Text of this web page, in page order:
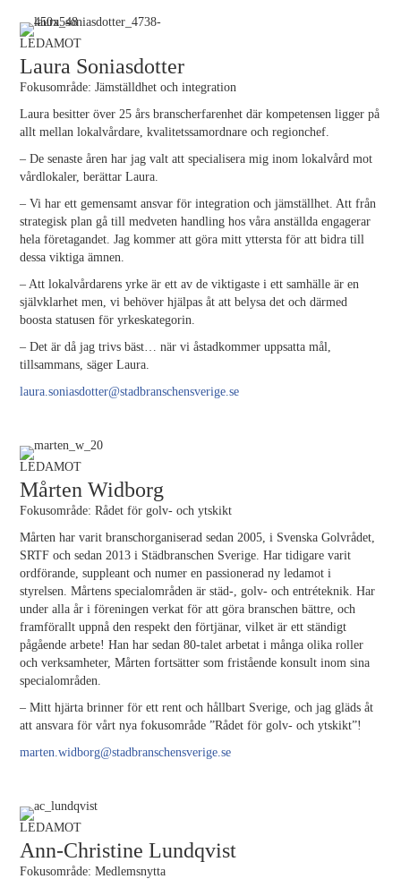
LEDAMOT
Laura Soniasdotter
Fokusområde: Jämställdhet och integration
Laura besitter över 25 års branscherfarenhet där kompetensen ligger på
allt mellan lokalvårdare, kvalitetssamordnare och regionchef.
– De senaste åren har jag valt att specialisera mig inom lokalvård mot
vårdlokaler, berättar Laura.
– Vi har ett gemensamt ansvar för integration och jämställhet. Att från
strategisk plan gå till medveten handling hos våra anställda engagerar
hela företagandet. Jag kommer att göra mitt yttersta för att bidra till
dessa viktiga ämnen.
– Att lokalvårdarens yrke är ett av de viktigaste i ett samhälle är en
självklarhet men, vi behöver hjälpas åt att belysa det och därmed
boosta statusen för yrkeskategorin.
– Det är då jag trivs bäst… när vi åstadkommer uppsatta mål,
tillsammans, säger Laura.
laura.soniasdotter@stadbranschensverige.se
LEDAMOT
Mårten Widborg
Fokusområde: Rådet för golv- och ytskikt
Mårten har varit branschorganiserad sedan 2005, i Svenska Golvrådet,
SRTF och sedan 2013 i Städbranschen Sverige. Har tidigare varit
ordförande, suppleant och numer en passionerad ny ledamot i
styrelsen. Mårtens specialområden är städ-, golv- och entréteknik. Har
under alla år i föreningen verkat för att göra branschen bättre, och
framförallt uppnå den respekt den förtjänar, vilket är ett ständigt
pågående arbete! Han har sedan 80-talet arbetat i många olika roller
och verksamheter, Mårten fortsätter som fristående konsult inom sina
specialområden.
– Mitt hjärta brinner för ett rent och hållbart Sverige, och jag gläds åt
att ansvara för vårt nya fokusområde ”Rådet för golv- och ytskikt”!
marten.widborg@stadbranschensverige.se
LEDAMOT
Ann-Christine Lundqvist
Fokusområde: Medlemsnytta